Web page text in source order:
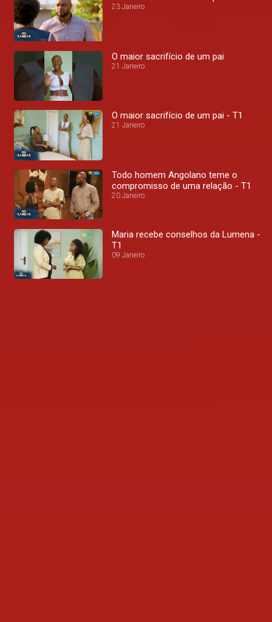
23 Janeiro
O maior sacrifício de um pai
21 Janeiro
O maior sacrifício de um pai - T1
21 Janeiro
Todo homem Angolano teme o
compromisso de uma relação - T1
20 Janeiro
Maria recebe conselhos da Lumena -
T1
09 Janeiro